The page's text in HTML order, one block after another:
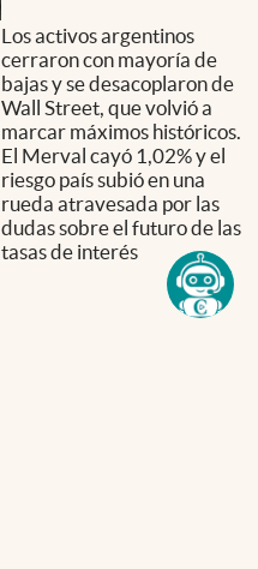
Los activos argentinos
cerraron con mayoría de
bajas y se desacoplaron de
Wall Street, que volvió a
marcar máximos históricos.
El Merval cayó 1,02% y el
riesgo país subió en una
rueda atravesada por las
dudas sobre el futuro de las
tasas de interés